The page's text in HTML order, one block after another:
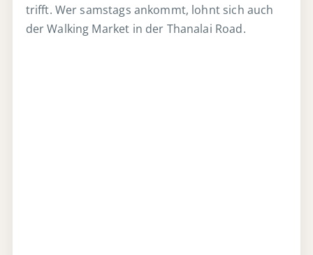
trifft. Wer samstags ankommt, lohnt sich auch
der Walking Market in der Thanalai Road.